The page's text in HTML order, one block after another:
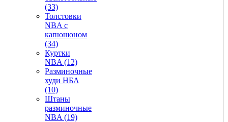
(33)
Толстовки
NBA с
капюшоном
(34)
Куртки
NBA (12)
Разминочные
худи НБА
(10)
Штаны
разминочные
NBA (19)